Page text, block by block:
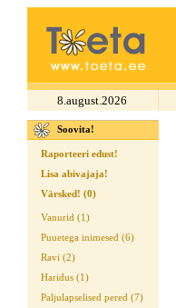
8.august.2026
Soovita!
Raporteeri edust!
Lisa abivajaja!
Värsked! (0)
Vanurid (1)
Puuetega inimesed (6)
Ravi (2)
Haridus (1)
Paljulapselised pered (7)